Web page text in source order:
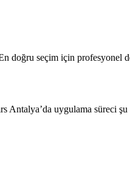
En doğru seçim için profesyonel
Antalya’da uygulama süreci